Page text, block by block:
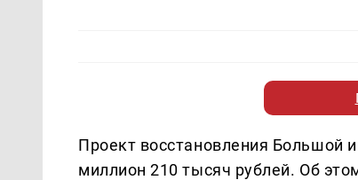
Проект восстановления Большой
миллион 210 тысяч рублей. Об